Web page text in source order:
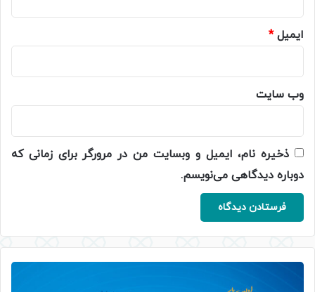
ایمیل*
وب‌ سایت
ذخیره نام، ایمیل و وبسایت من در مرورگر برای زمانی که
دوباره دیدگاهی می‌نویسم.